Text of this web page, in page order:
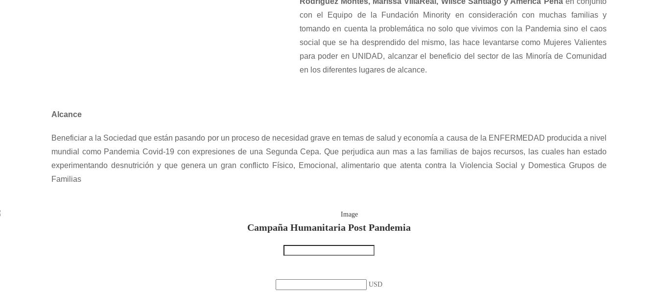
con el Equipo de la Fundación Minority en consideración con muchas familias y
tomando en cuenta la problemática no solo que vivimos con la Pandemia sino el caos
social que se ha desprendido del mismo, las hace levantarse como Mujeres Valientes
para poder en UNIDAD, alcanzar el beneficio del sector de las Minoría de Comunidad
en los diferentes lugares de alcance.
Alcance
Beneficiar a la Sociedad que están pasando por un proceso de necesidad grave en temas de salud y economía a causa de la ENFERMEDAD producida a nivel
mundial como Pandemia Covid-19 con expresiones de una Segunda Cepa. Que perjudica aun mas a las familias de bajos recursos, las cuales han estado
experimentando desnutrición y que genera un gran conflicto Físico, Emocional, alimentario que atenta contra la Violencia Social y Domestica Grupos de
Familias
Campaña Humanitaria Post Pandemia
USD